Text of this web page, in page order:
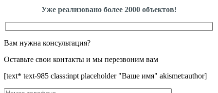
Уже реализовано более 2000 объектов!
Вам нужна консультация?
Оставьте свои контакты и мы перезвоним вам
[text* text-985 class:inpt placeholder "Ваше имя" akismet:author]